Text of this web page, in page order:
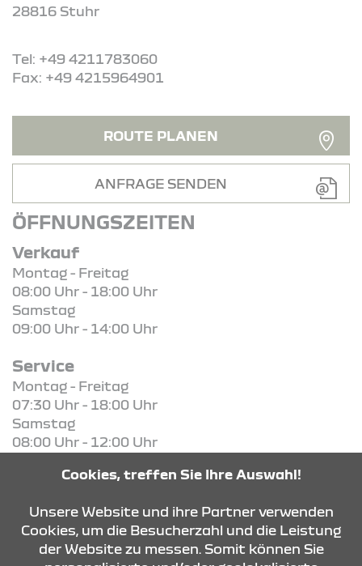
28816 Stuhr
Tel: +49 4211783060
Fax: +49 4215964901
ROUTE PLANEN
ANFRAGE SENDEN
ÖFFNUNGSZEITEN
Verkauf
Montag - Freitag
08:00 Uhr - 18:00 Uhr
Samstag
09:00 Uhr - 14:00 Uhr
Service
Montag - Freitag
07:30 Uhr - 18:00 Uhr
Samstag
08:00 Uhr - 12:00 Uhr
Cookies, treffen Sie Ihre Auswahl!
Unsere Website und ihre Partner verwenden
Cookies, um die Besucherzahl und die Leistung
der Website zu messen. Somit können Sie